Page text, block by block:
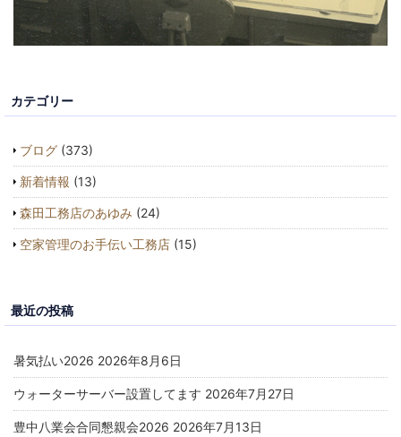
カテゴリー
ブログ (373)
新着情報 (13)
森田工務店のあゆみ (24)
空家管理のお手伝い工務店 (15)
最近の投稿
暑気払い2026 2026年8月6日
ウォーターサーバー設置してます 2026年7月27日
豊中八業会合同懇親会2026 2026年7月13日